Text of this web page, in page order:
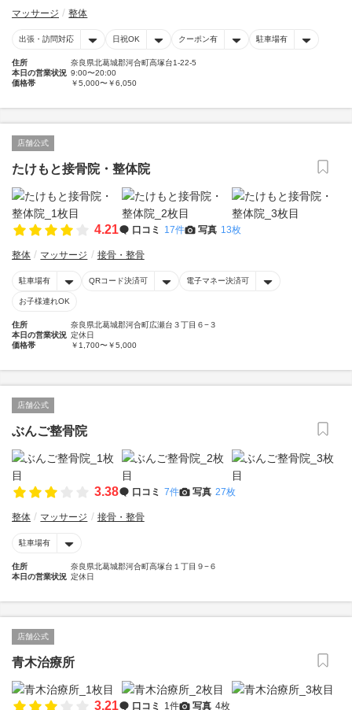
マッサージ 整体
出張・訪問対応 日祝OK クーポン有 駐車場有
住所
奈良県北葛城郡河合町高塚台1-22-5
本日の営業状況 9:00〜20:00
価格帯
￥5,000〜￥6,050
店舗公式
たけもと接骨院・整体院
4.21 口コミ 17件 写真 13枚
整体 マッサージ 接骨・整骨
駐車場有 QRコード決済可 電子マネー決済可
お子様連れOK
住所
奈良県北葛城郡河合町広瀬台３丁目６−３
本日の営業状況 定休日
価格帯
￥1,700〜￥5,000
店舗公式
ぶんご整骨院
3.38 口コミ 7件 写真 27枚
整体 マッサージ 接骨・整骨
駐車場有
住所
奈良県北葛城郡河合町高塚台１丁目９−６
本日の営業状況 定休日
店舗公式
青木治療所
3.21 口コミ 1件 写真 4枚